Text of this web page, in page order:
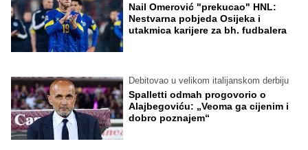
Nail Omerović "prekucao" HNL:
Nestvarna pobjeda Osijeka i
utakmica karijere za bh. fudbalera
Debitovao u velikom italijanskom derbiju
Spalletti odmah progovorio o
Alajbegoviću: „Veoma ga cijenim i
dobro poznajem“